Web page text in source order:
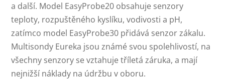
a další. Model EasyProbe20 obsahuje senzory
teploty, rozpuštěného kyslíku, vodivosti a pH,
zatímco model EasyProbe30 přidává senzor zákalu.
Multisondy Eureka jsou známé svou spolehlivostí, na
všechny senzory se vztahuje tříletá záruka, a mají
nejnižší náklady na údržbu v oboru.